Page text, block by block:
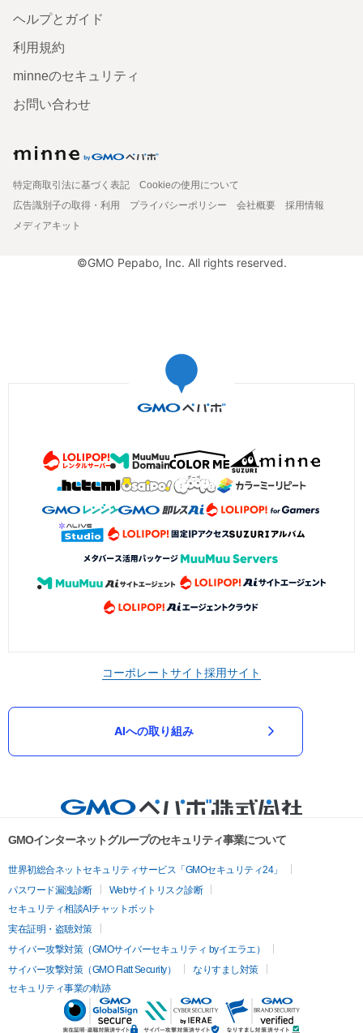
ヘルプとガイド
利用規約
minneのセキュリティ
お問い合わせ
特定商取引法に基づく表記
Cookieの使用について
広告識別子の取得・利用
プライバシーポリシー 会社概要
採用情報
メディアキット
©GMO Pepabo, Inc. All rights reserved.
コーポレートサイト採用サイト
AIへの取り組み
GMOインターネットグループのセキュリティ事業について
世界初総合ネットセキュリティサービス「GMOセキュリティ24」
パスワード漏洩診断
Webサイトリスク診断
セキュリティ相談AIチャットボット
実在証明・盗聴対策
サイバー攻撃対策（GMOサイバーセキュリティ byイエラエ）
サイバー攻撃対策（GMO Flatt Security）
なりすまし対策
セキュリティ事業の軌跡